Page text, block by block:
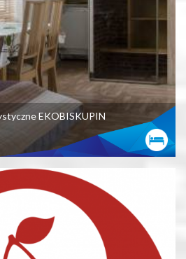
EKOBISKUPIN